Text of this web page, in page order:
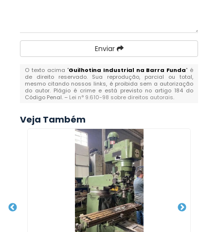
Enviar
O texto acima "Guilhotina Industrial na Barra Funda" é
de direito reservado. Sua reprodução, parcial ou total,
mesmo citando nossos links, é proibida sem a autorização
do autor. Plágio é crime e está previsto no artigo 184 do
Código Penal. – Lei n° 9.610-98 sobre direitos autorais.
Veja Também